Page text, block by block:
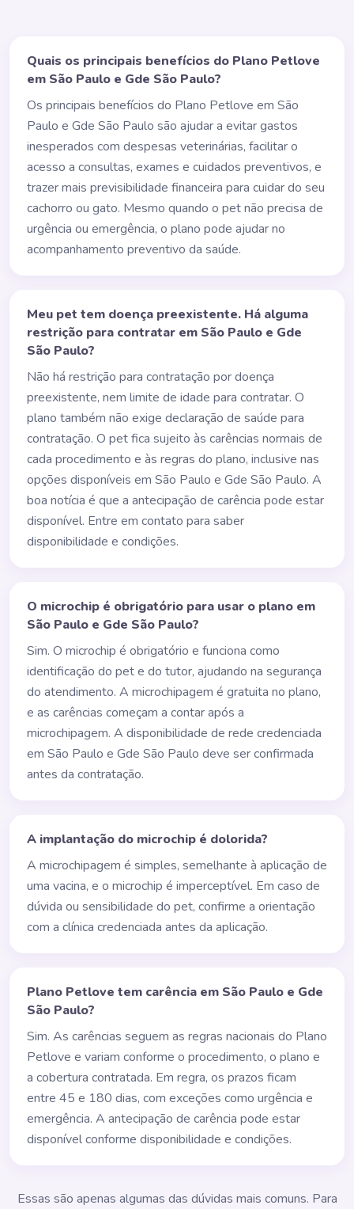
Quais os principais benefícios do Plano Petlove
em São Paulo e Gde São Paulo?
Os principais benefícios do Plano Petlove em São
Paulo e Gde São Paulo são ajudar a evitar gastos
inesperados com despesas veterinárias, facilitar o
acesso a consultas, exames e cuidados preventivos, e
trazer mais previsibilidade financeira para cuidar do seu
cachorro ou gato. Mesmo quando o pet não precisa de
urgência ou emergência, o plano pode ajudar no
acompanhamento preventivo da saúde.
Meu pet tem doença preexistente. Há alguma
restrição para contratar em São Paulo e Gde
São Paulo?
Não há restrição para contratação por doença
preexistente, nem limite de idade para contratar. O
plano também não exige declaração de saúde para
contratação. O pet fica sujeito às carências normais de
cada procedimento e às regras do plano, inclusive nas
opções disponíveis em São Paulo e Gde São Paulo. A
boa notícia é que a antecipação de carência pode estar
disponível. Entre em contato para saber
disponibilidade e condições.
O microchip é obrigatório para usar o plano em
São Paulo e Gde São Paulo?
Sim. O microchip é obrigatório e funciona como
identificação do pet e do tutor, ajudando na segurança
do atendimento. A microchipagem é gratuita no plano,
e as carências começam a contar após a
microchipagem. A disponibilidade de rede credenciada
em São Paulo e Gde São Paulo deve ser confirmada
antes da contratação.
A implantação do microchip é dolorida?
A microchipagem é simples, semelhante à aplicação de
uma vacina, e o microchip é imperceptível. Em caso de
dúvida ou sensibilidade do pet, confirme a orientação
com a clínica credenciada antes da aplicação.
Plano Petlove tem carência em São Paulo e Gde
São Paulo?
Sim. As carências seguem as regras nacionais do Plano
Petlove e variam conforme o procedimento, o plano e
a cobertura contratada. Em regra, os prazos ficam
entre 45 e 180 dias, com exceções como urgência e
emergência. A antecipação de carência pode estar
disponível conforme disponibilidade e condições.
Essas são apenas algumas das dúvidas mais comuns. Para